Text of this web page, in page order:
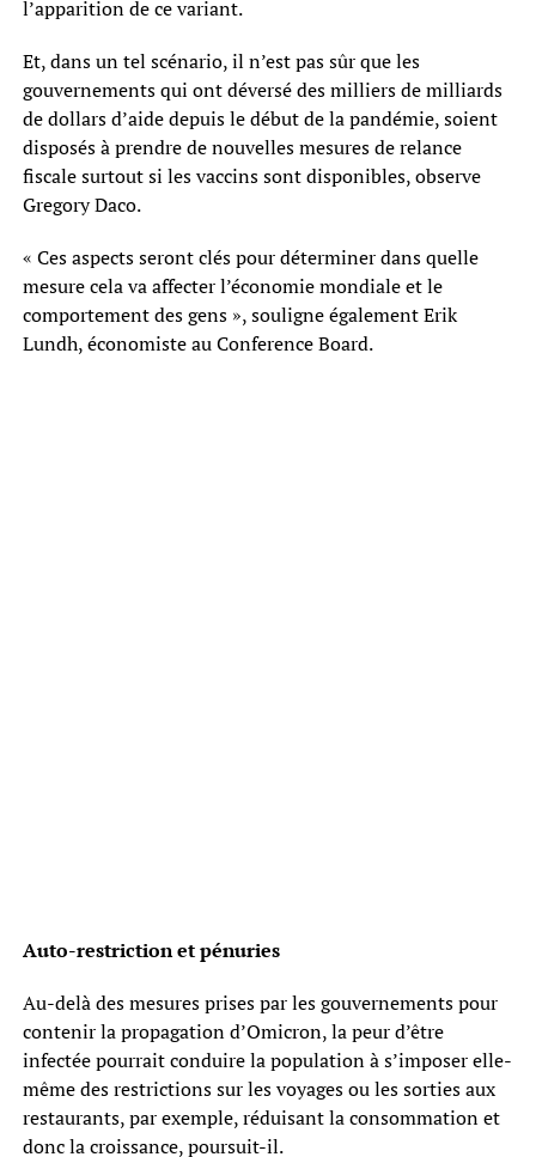
l’apparition de ce variant.
Et, dans un tel scénario, il n’est pas sûr que les
gouvernements qui ont déversé des milliers de milliards
de dollars d’aide depuis le début de la pandémie, soient
disposés à prendre de nouvelles mesures de relance
fiscale surtout si les vaccins sont disponibles, observe
Gregory Daco.
« Ces aspects seront clés pour déterminer dans quelle
mesure cela va affecter l’économie mondiale et le
comportement des gens », souligne également Erik
Lundh, économiste au Conference Board.
Auto-restriction et pénuries
Au-delà des mesures prises par les gouvernements pour
contenir la propagation d’Omicron, la peur d’être
infectée pourrait conduire la population à s’imposer elle-
même des restrictions sur les voyages ou les sorties aux
restaurants, par exemple, réduisant la consommation et
donc la croissance, poursuit-il.